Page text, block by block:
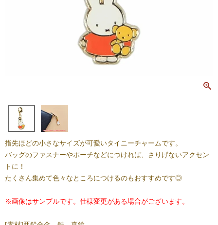
指先ほどの小さなサイズが可愛いタイニーチャームです。
バッグのファスナーやポーチなどにつければ、さりげないアクセン
トに！
たくさん集めて色々なところにつけるのもおすすめです◎
※画像はサンプルです。仕様変更がある場合がございます。